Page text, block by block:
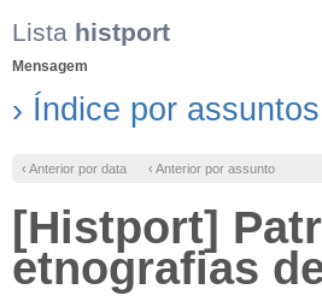
Lista histport
Mensagem
› Índice por assuntos
‹ Anterior por data ‹ Anterior por assunto
[Histport]
etnografias